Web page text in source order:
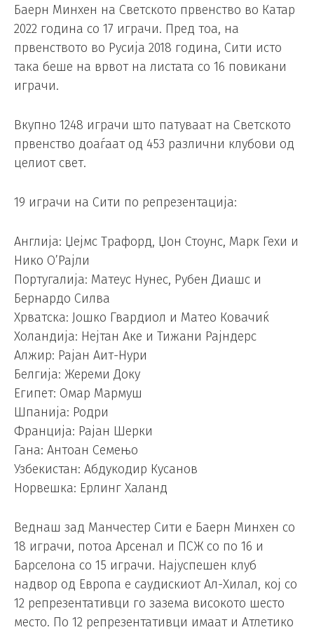
Баерн Минхен на Светското првенство во Катар
2022 година со 17 играчи. Пред тоа, на
првенството во Русија 2018 година, Сити исто
така беше на врвот на листата со 16 повикани
играчи.
Вкупно 1248 играчи што патуваат на Светското
првенство доаѓаат од 453 различни клубови од
целиот свет.
19 играчи на Сити по репрезентација:
Англија: Џејмс Трафорд, Џон Стоунс, Марк Гехи и
Нико О’Рајли
Португалија: Матеус Нунес, Рубен Диашс и
Бернардо Силва
Хрватска: Јошко Гвардиол и Матео Ковачиќ
Холандија: Нејтан Аке и Тижани Рајндерс
Алжир: Рајан Аит-Нури
Белгија: Жереми Доку
Египет: Омар Мармуш
Шпанија: Родри
Франција: Рајан Шерки
Гана: Антоан Семењо
Узбекистан: Абдукодир Кусанов
Норвешка: Ерлинг Халанд
Веднаш зад Манчестер Сити е Баерн Минхен со
18 играчи, потоа Арсенал и ПСЖ со по 16 и
Барселона со 15 играчи. Најуспешен клуб
надвор од Европа е саудискиот Ал-Хилал, кој со
12 репрезентативци го зазема високото шесто
место. По 12 репрезентативци имаат и Атлетико